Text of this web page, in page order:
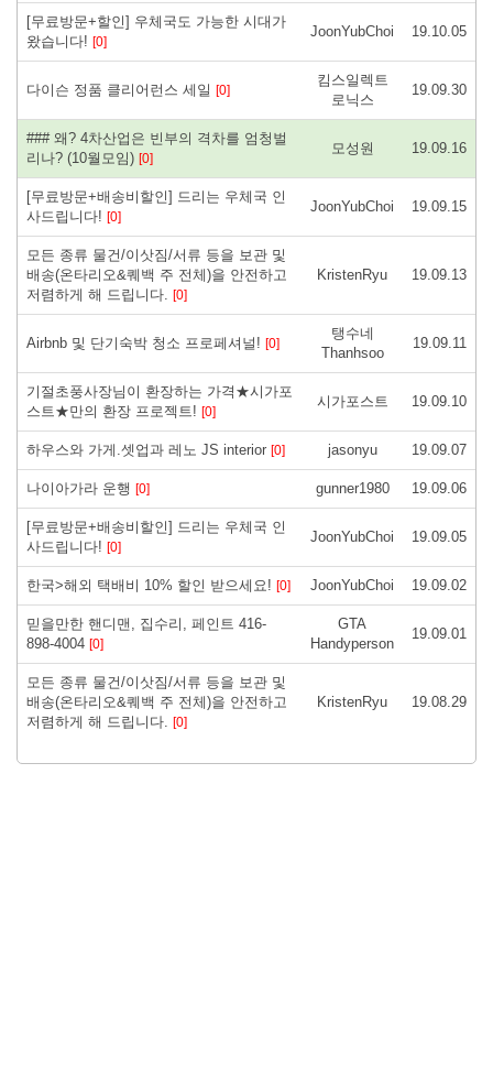
[무료방문+할인] 우체국도 가능한 시대가
왔습니다! [0]
JoonYubChoi 19.10.05
다이슨 정품 클리어런스 세일 [0]
킴스일렉트
로닉스
19.09.30
### 왜? 4차산업은 빈부의 격차를 엄청벌
리나? (10월모임) [0]
모성원 19.09.16
[무료방문+배송비할인] 드리는 우체국 인
사드립니다! [0]
JoonYubChoi 19.09.15
모든 종류 물건/이삿짐/서류 등을 보관 및
배송(온타리오&퀘백 주 전체)을 안전하고
저렴하게 해 드립니다. [0]
KristenRyu 19.09.13
Airbnb 및 단기숙박 청소 프로페셔널! [0]
탱수네
Thanhsoo
19.09.11
기절초풍사장님이 환장하는 가격★시가포
스트★만의 환장 프로젝트! [0]
시가포스트 19.09.10
하우스와 가게.셋업과 레노 JS interior [0] jasonyu 19.09.07
나이아가라 운행 [0] gunner1980 19.09.06
[무료방문+배송비할인] 드리는 우체국 인
사드립니다! [0]
JoonYubChoi 19.09.05
한국>해외 택배비 10% 할인 받으세요! [0] JoonYubChoi 19.09.02
믿을만한 핸디맨, 집수리, 페인트 416-
898-4004 [0]
GTA
Handyperson
19.09.01
모든 종류 물건/이삿짐/서류 등을 보관 및
배송(온타리오&퀘백 주 전체)을 안전하고
저렴하게 해 드립니다. [0]
KristenRyu 19.08.29